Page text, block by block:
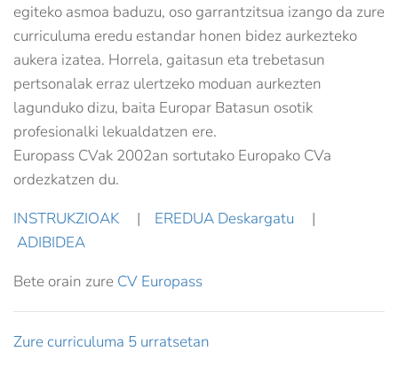
egiteko asmoa baduzu, oso garrantzitsua izango da zure
curriculuma eredu estandar honen bidez aurkezteko
aukera izatea. Horrela, gaitasun eta trebetasun
pertsonalak erraz ulertzeko moduan aurkezten
lagunduko dizu, baita Europar Batasun osotik
profesionalki lekualdatzen ere.
Europass CVak 2002an sortutako Europako CVa
ordezkatzen du.
INSTRUKZIOAK | EREDUA Deskargatu |
ADIBIDEA
Bete orain zure CV Europass
Zure curriculuma 5 urratsetan